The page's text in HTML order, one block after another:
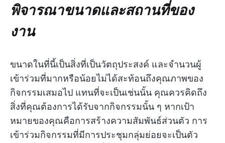
พิจารณาขนาดและสถานที่ของ
งาน
ขนาดในที่นี้เป็นสิ่งที่เป็นวัตถุประสงค์ และจำนวนผู้
เข้าร่วมที่มากหรือน้อยไม่ได้สะท้อนถึงคุณภาพของ
กิจกรรมเสมอไป แทนที่จะเป็นเช่นนั้น คุณควรคิดถึง
สิ่งที่คุณต้องการได้รับจากกิจกรรมนั้น ๆ หากเป้า
หมายของคุณคือการสร้างความสัมพันธ์ส่วนตัว การ
เข้าร่วมกิจกรรมที่มีการประชุมกลุ่มย่อยจะเป็นตัว